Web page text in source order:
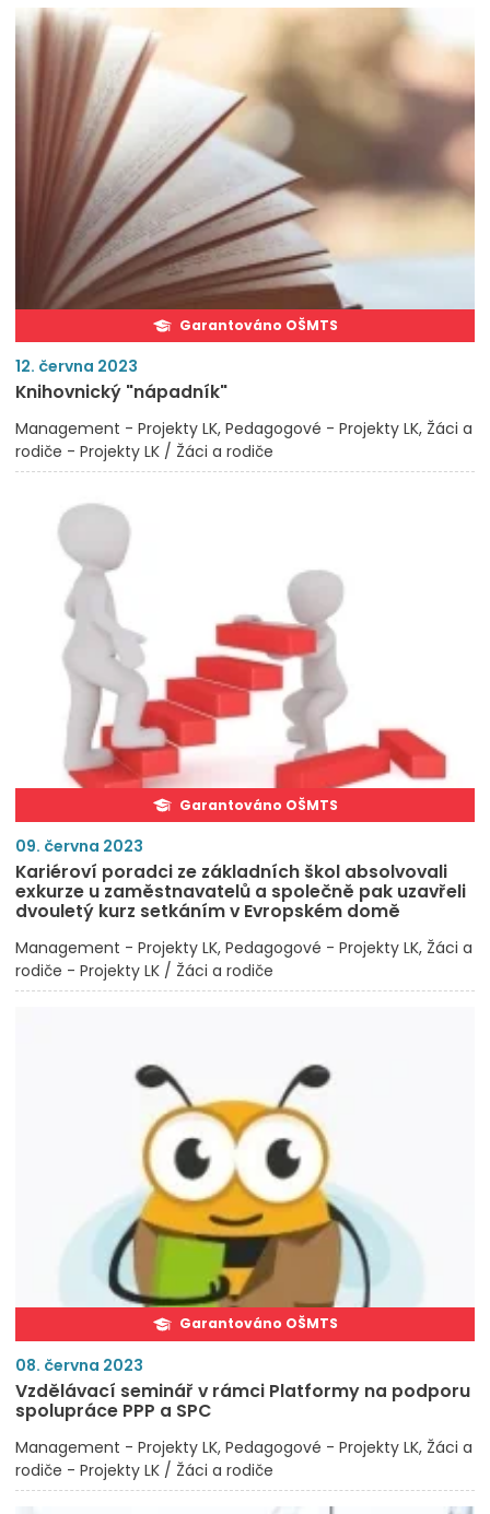
Garantováno OŠMTS
12. června 2023
Knihovnický "nápadník"
Management - Projekty LK Pedagogové - Projekty LK Žáci a
rodiče - Projekty LK / Žáci a rodiče
Garantováno OŠMTS
09. června 2023
Kariéroví poradci ze základních škol absolvovali
exkurze u zaměstnavatelů a společně pak uzavřeli
dvouletý kurz setkáním v Evropském domě
Management - Projekty LK Pedagogové - Projekty LK Žáci a
rodiče - Projekty LK / Žáci a rodiče
Garantováno OŠMTS
08. června 2023
Vzdělávací seminář v rámci Platformy na podporu
spolupráce PPP a SPC
Management - Projekty LK Pedagogové - Projekty LK Žáci a
rodiče - Projekty LK / Žáci a rodiče